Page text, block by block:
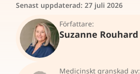
Senast uppdaterad: 27 juli 2026
Författare:
Suzanne Rouhard
Medicinskt granskad av: